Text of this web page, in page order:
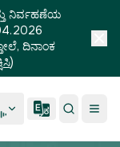
ನಿರ್ವಹಣೆಯ
ದಿನಾಂಕ
)